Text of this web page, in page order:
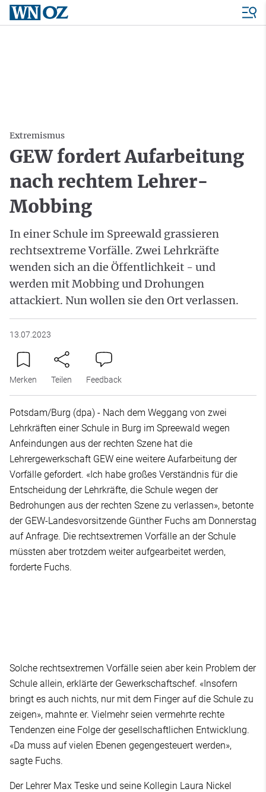
Extremismus
GEW fordert Aufarbeitung
nach rechtem Lehrer-
Mobbing
In einer Schule im Spreewald grassieren
rechtsextreme Vorfälle. Zwei Lehrkräfte
wenden sich an die Öffentlichkeit - und
werden mit Mobbing und Drohungen
attackiert. Nun wollen sie den Ort verlassen.
13.07.2023
Merken Teilen Feedback
Potsdam/Burg (dpa) - Nach dem Weggang von zwei
Lehrkräften einer Schule in Burg im Spreewald wegen
Anfeindungen aus der rechten Szene hat die
Lehrergewerkschaft GEW eine weitere Aufarbeitung der
Vorfälle gefordert. «Ich habe großes Verständnis für die
Entscheidung der Lehrkräfte, die Schule wegen der
Bedrohungen aus der rechten Szene zu verlassen», betonte
der GEW-Landesvorsitzende Günther Fuchs am Donnerstag
auf Anfrage. Die rechtsextremen Vorfälle an der Schule
müssten aber trotzdem weiter aufgearbeitet werden,
forderte Fuchs.
Solche rechtsextremen Vorfälle seien aber kein Problem der
Schule allein, erklärte der Gewerkschaftschef. «Insofern
bringt es auch nichts, nur mit dem Finger auf die Schule zu
zeigen», mahnte er. Vielmehr seien vermehrte rechte
Tendenzen eine Folge der gesellschaftlichen Entwicklung.
«Da muss auf vielen Ebenen gegengesteuert werden»,
sagte Fuchs.
Der Lehrer Max Teske und seine Kollegin Laura Nickel